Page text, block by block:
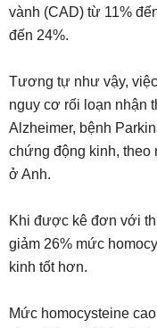
vành (CAD) từ 11%
đến 24%.
Tương tự như vậy,
nguy cơ rối loạn nhận
Alzheimer, bệnh
chứng động kinh,
ở Anh.
Khi được kê đơn với
giảm 26% mức
kinh tốt hơn.
Mức homocysteine